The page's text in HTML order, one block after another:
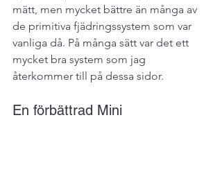
mätt, men mycket bättre än många av
de primitiva fjädringssystem som var
vanliga då. På många sätt var det ett
mycket bra system som jag
återkommer till på dessa sidor.
En förbättrad Mini